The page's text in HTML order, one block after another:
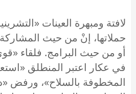
لافتة ومبهرة العينات
حملاتها، إنْ من حيث المشاركة
أو من حيث البرامج. فلقاء
في عكار اعتبر المنطلق
المخطوفة بالسلاح»، ورفض